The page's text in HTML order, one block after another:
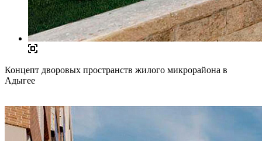
Концепт дворовых пространств жилого микрорайона в
Адыгее